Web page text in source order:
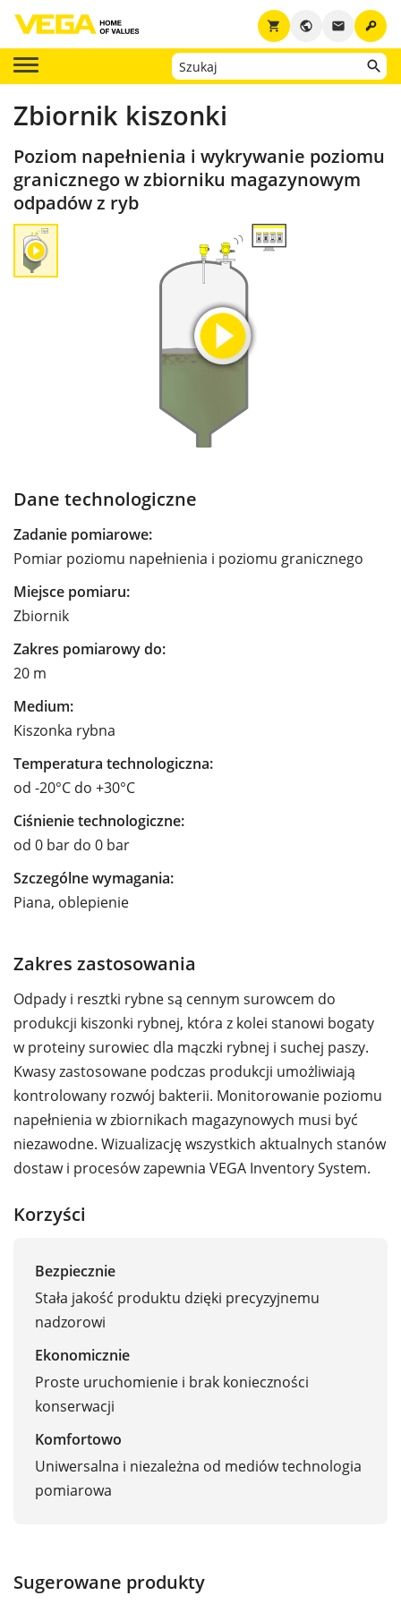
key
email
public
shopping_cart
Zbiornik kiszonki
Poziom napełnienia i wykrywanie poziomu
granicznego w zbiorniku magazynowym
odpadów z ryb
Dane technologiczne
Zadanie pomiarowe:
Pomiar poziomu napełnienia i poziomu granicznego
Miejsce pomiaru:
Zbiornik
Zakres pomiarowy do:
20 m
Medium:
Kiszonka rybna
Temperatura technologiczna:
od -20°C do +30°C
Ciśnienie technologiczne:
od 0 bar do 0 bar
Szczególne wymagania:
Piana, oblepienie
Zakres zastosowania
Odpady i resztki rybne są cennym surowcem do
produkcji kiszonki rybnej, która z kolei stanowi bogaty
w proteiny surowiec dla mączki rybnej i suchej paszy.
Kwasy zastosowane podczas produkcji umożliwiają
kontrolowany rozwój bakterii. Monitorowanie poziomu
napełnienia w zbiornikach magazynowych musi być
niezawodne. Wizualizację wszystkich aktualnych stanów
dostaw i procesów zapewnia VEGA Inventory System.
Korzyści
Bezpiecznie
Stała jakość produktu dzięki precyzyjnemu
nadzorowi
Ekonomicznie
Proste uruchomienie i brak konieczności
konserwacji
Komfortowo
Uniwersalna i niezależna od mediów technologia
pomiarowa
Sugerowane produkty